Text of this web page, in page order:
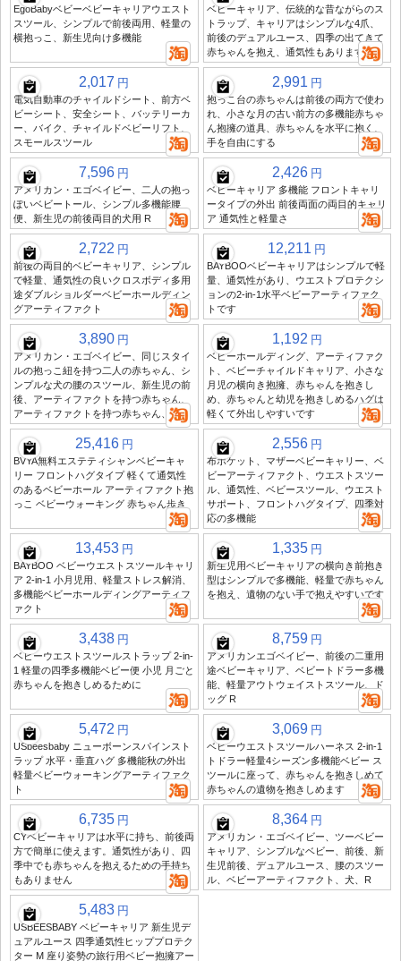
EgoBabyベビーベビーキャリアウエスト
スツール、シンプルで前後両用、軽量の
横抱っこ、新生児向け多機能
ベビーキャリア、伝統的な昔ながらのス
トラップ、キャリアはシンプルな4爪、
前後のデュアルユース、四季の出てきて
赤ちゃんを抱え、通気性もあります
2,017 円
電気自動車のチャイルドシート、前方ベ
ビーシート、安全シート、バッテリーカ
ー、バイク、チャイルドベビーリフト、
スモールスツール
2,991 円
抱っこ台の赤ちゃんは前後の両方で使わ
れ、小さな月の古い前方の多機能赤ちゃ
ん抱擁の道具、赤ちゃんを水平に抱く、
手を自由にする
7,596 円
アメリカン・エゴベイビー、二人の抱っ
ぽいベビートール、シンプル多機能腰
便、新生児の前後両目的犬用 R
2,426 円
ベビーキャリア 多機能 フロントキャリ
ータイプの外出 前後両面の両目的キャリ
ア 通気性と軽量さ
2,722 円
前後の両目的ベビーキャリア、シンプル
で軽量、通気性の良いクロスボディ多用
途ダブルショルダーベビーホールディン
グアーティファクト
12,211 円
BAYBOOベビーキャリアはシンプルで軽
量、通気性があり、ウエストプロテクシ
ョンの2-in-1水平ベビーアーティファク
トです
3,890 円
アメリカン・エゴベイビー、同じスタイ
ルの抱っこ紐を持つ二人の赤ちゃん、シ
ンプルな犬の腰のスツール、新生児の前
後、アーティファクトを持つ赤ちゃん、
アーティファクトを持つ赤ちゃん、R
1,192 円
ベビーホールディング、アーティファク
ト、ベビーチャイルドキャリア、小さな
月児の横向き抱擁、赤ちゃんを抱きし
め、赤ちゃんと幼児を抱きしめるハグは
軽くて外出しやすいです
25,416 円
BVYA無料エステティシャンベビーキャ
リー フロントハグタイプ 軽くて通気性
のあるベビーホール アーティファクト抱
っこ ベビーウォーキング 赤ちゃん歩き
2,556 円
布ポケット、マザーベビーキャリー、ベ
ビーアーティファクト、ウエストスツー
ル、通気性、ベビースツール、ウエスト
サポート、フロントハグタイプ、四季対
応の多機能
13,453 円
BAYBOO ベビーウエストスツールキャリ
ア 2-in-1 小月児用、軽量ストレス解消、
多機能ベビーホールディングアーティフ
ァクト
1,335 円
新生児用ベビーキャリアの横向き前抱き
型はシンプルで多機能、軽量で赤ちゃん
を抱え、遺物のない手で抱えやすいです
3,438 円
ベビーウエストスツールストラップ 2-in-
1 軽量の四季多機能ベビー便 小児 月ごと
赤ちゃんを抱きしめるために
8,759 円
アメリカンエゴベイビー、前後の二重用
途ベビーキャリア、ベビートドラー多機
能、軽量アウトウェイストスツール、ド
ッグ R
5,472 円
USbeesbaby ニューボーンスパインスト
ラップ 水平・垂直ハグ 多機能秋の外出
軽量ベビーウォーキングアーティファク
ト
3,069 円
ベビーウエストスツールハーネス 2-in-1
トドラー軽量4シーズン多機能ベビー ス
ツールに座って、赤ちゃんを抱きしめて
赤ちゃんの遺物を抱きしめます
6,735 円
CYベビーキャリアは水平に持ち、前後両
方で簡単に使えます。通気性があり、四
季中でも赤ちゃんを抱えるための手持ち
もありません
8,364 円
アメリカン・エゴベイビー、ツーベビー
キャリア、シンプルなベビー、前後、新
生児前後、デュアルユース、腰のスツー
ル、ベビーアーティファクト、犬、R
5,483 円
USBEESBABY ベビーキャリア 新生児デ
ュアルユース 四季通気性ヒッププロテク
ター M 座り姿勢の旅行用ベビー抱擁アー